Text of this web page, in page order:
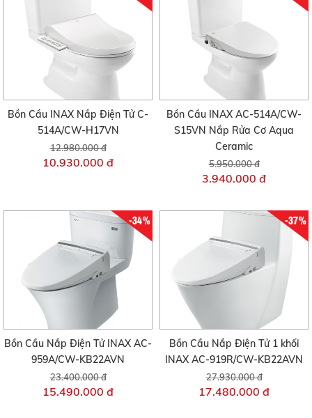
Bồn Cầu INAX Nắp Điện Tử C-
514A/CW-H17VN
12.980.000 đ
10.930.000 đ
Bồn Cầu INAX AC-514A/CW-
S15VN Nắp Rửa Cơ Aqua
Ceramic
5.950.000 đ
3.940.000 đ
-34%
Bồn Cầu Nắp Điện Tử INAX AC-
959A/CW-KB22AVN
23.400.000 đ
15.490.000 đ
-37%
Bồn Cầu Nắp Điện Tử 1 khối
INAX AC-919R/CW-KB22AVN
27.930.000 đ
17.480.000 đ